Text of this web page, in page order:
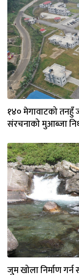
१४० मेगावाटको तनहुँ
संरचनाको मुआब्जा
जुम खोला निर्माण गर्न